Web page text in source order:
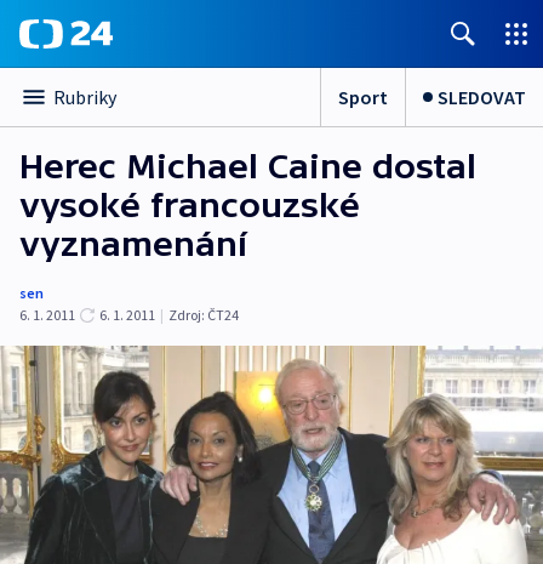
Rubriky Sport SLEDOVAT
Herec Michael Caine dostal
vysoké francouzské
vyznamenání
sen
6. 1. 2011
6. 1. 2011 | Zdroj: ČT24